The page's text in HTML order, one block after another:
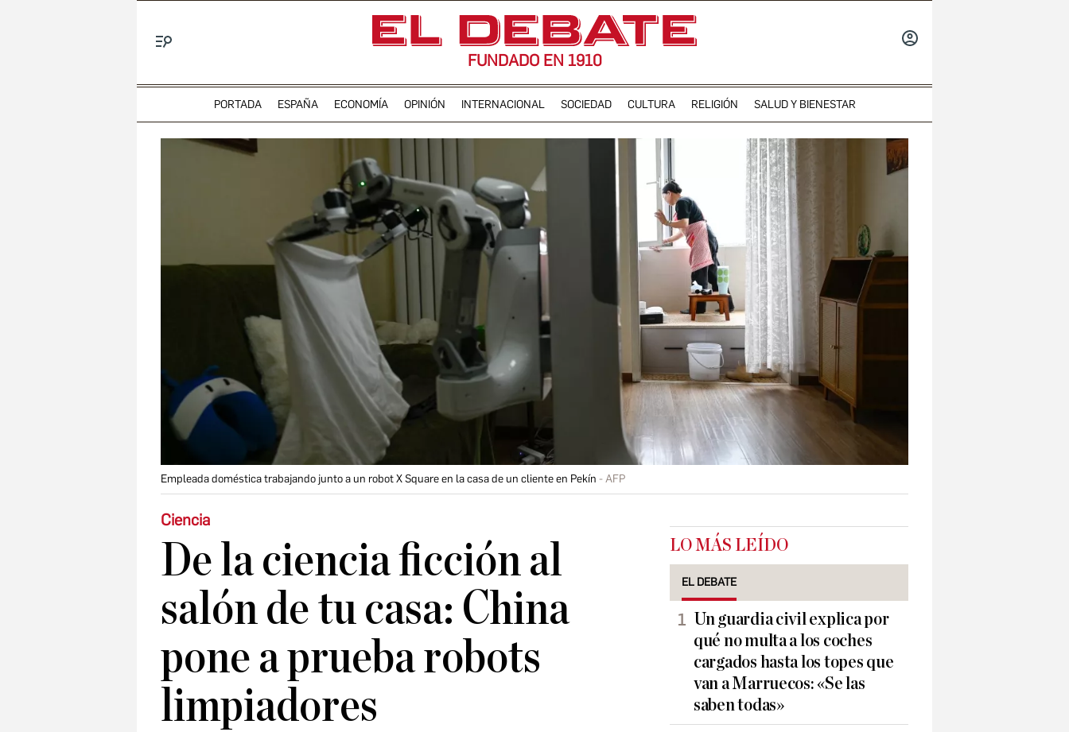
FUNDADO EN 1910
PORTADA ESPAÑA ECONOMÍA OPINIÓN INTERNACIONAL SOCIEDAD CULTURA RELIGIÓN SALUD Y BIENESTAR
Empleada doméstica trabajando junto a un robot X Square en la casa de un cliente en Pekín AFP
Ciencia
De la ciencia ficción al
salón de tu casa: China
pone a prueba robots
limpiadores
LO MÁS LEÍDO
EL DEBATE
Un guardia civil explica por
qué no multa a los coches
cargados hasta los topes que
van a Marruecos: «Se las
saben todas»